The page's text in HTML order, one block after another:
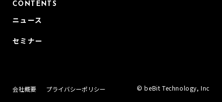
CONTENTS
ニュース
セミナー
会社概要 プライバシーポリシー © beBit Technology, Inc